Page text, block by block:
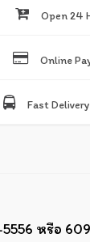
Open 24
Online
Fast
หรือ